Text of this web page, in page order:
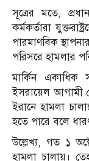
সূত্রের মতে,
কর্মকর্তারা
পারমাণবিক
পরিসরে হামলার
মার্কিন একাধিক
ইসরায়েল আগামী ৫
ইরানে হামলা
হতে পারে বলে
উল্লেখ্য, গত ১
হামলা চালায়।